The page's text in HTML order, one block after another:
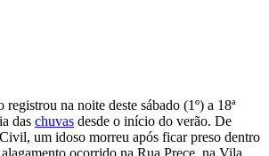
registrou na noite deste sábado (1º) a 18ª
das chuvas desde o início do verão. De
um idoso morreu após ficar preso dentro
ocorrido na Rua Prece, na Vila